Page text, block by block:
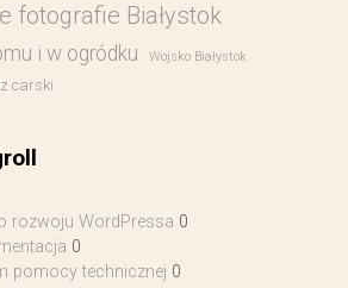
fotografie Białystok
i w ogródku Wojsko Białystok
carski
rozwoju WordPressa 0
0
pomocy technicznej 0